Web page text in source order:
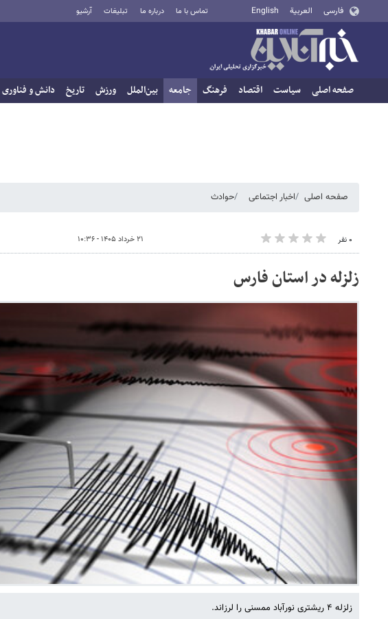
فارسی العربية English تماس با ما درباره ما تبلیغات آرشیو
صفحه اصلی سیاست اقتصاد فرهنگ جامعه بین‌الملل ورزش تاریخ دانش و فناوری
صفحه اصلی اخبار اجتماعی حوادث
۰ نفر ۲۱ خرداد ۱۴۰۵ - ۱۰:۳۶
زلزله در استان فارس
زلزله ۴ ریشتری نورآباد ممسنی را لرزاند.